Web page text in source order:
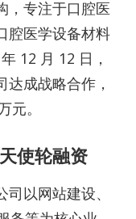
，专注于口腔医
腔医学设备材料
12 月 12 日，
成战略合作，
。
使轮融资
以网站建设、